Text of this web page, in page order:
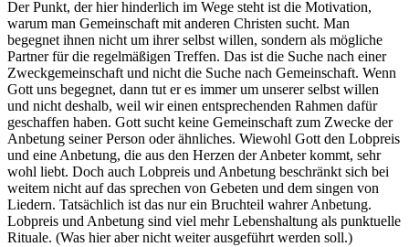
Der Punkt, der hier hinderlich im Wege steht ist die Motivation,
warum man Gemeinschaft mit anderen Christen sucht. Man
begegnet ihnen nicht um ihrer selbst willen, sondern als mögliche
Partner für die regelmäßigen Treffen. Das ist die Suche nach einer
Zweckgemeinschaft und nicht die Suche nach Gemeinschaft. Wenn
Gott uns begegnet, dann tut er es immer um unserer selbst willen
und nicht deshalb, weil wir einen entsprechenden Rahmen dafür
geschaffen haben. Gott sucht keine Gemeinschaft zum Zwecke der
Anbetung seiner Person oder ähnliches. Wiewohl Gott den Lobpreis
und eine Anbetung, die aus den Herzen der Anbeter kommt, sehr
wohl liebt. Doch auch Lobpreis und Anbetung beschränkt sich bei
weitem nicht auf das sprechen von Gebeten und dem singen von
Liedern. Tatsächlich ist das nur ein Bruchteil wahrer Anbetung.
Lobpreis und Anbetung sind viel mehr Lebenshaltung als punktuelle
Rituale. (Was hier aber nicht weiter ausgeführt werden soll.)